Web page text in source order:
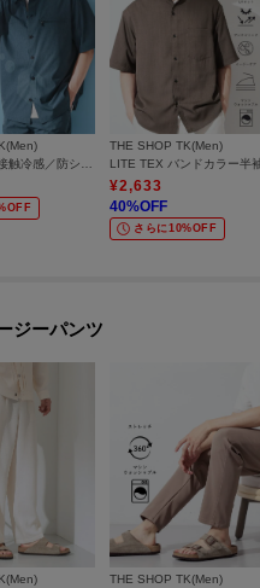
THE SHOP TK(Men)
¥2,633
40%OFF
さらに10%OFF
ジーパンツ
THE SHOP TK(Men)